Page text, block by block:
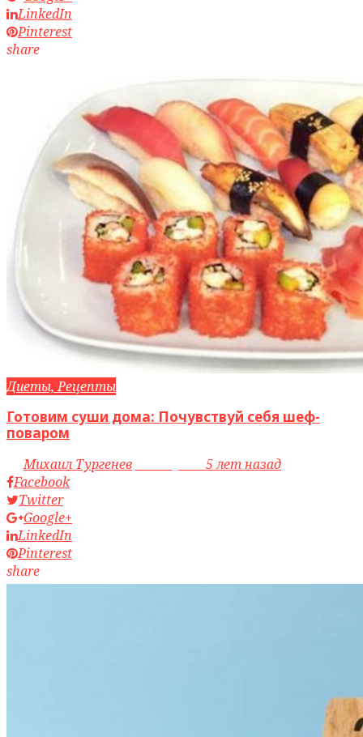
LinkedIn
Pinterest
share
Диеты, Рецепты
Готовим суши дома: Почувствуй себя шеф-
поваром
byМихаил Тургенев
5 лет назад
Facebook
Twitter
Google+
LinkedIn
Pinterest
share